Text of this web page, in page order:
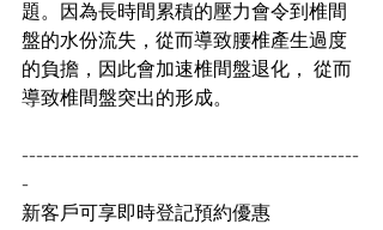
題。因為長時間累積的壓力會令到椎間
盤的水份流失，從而導致腰椎產生過度
的負擔，因此會加速椎間盤退化， 從而
導致椎間盤突出的形成。
-----------------------------------------------
-
新客戶可享即時登記預約優惠